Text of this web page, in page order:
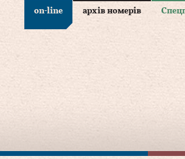
on-line архів номерів